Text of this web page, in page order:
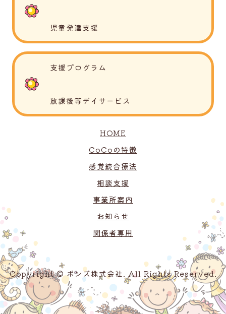
児童発達支援
支援プログラム
放課後等デイサービス
HOME
CoCoの特徴
感覚統合療法
相談支援
事業所案内
お知らせ
関係者専用
Copyright © ボンズ株式会社. All Rights Reserved.